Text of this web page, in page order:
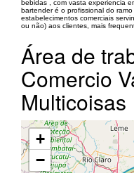
bebidas , com vasta experiencia
bartender é o profissional do
estabelecimentos comerciais
ou não) aos clientes, mais
Área de
Comercio
Multicoisas
+
−